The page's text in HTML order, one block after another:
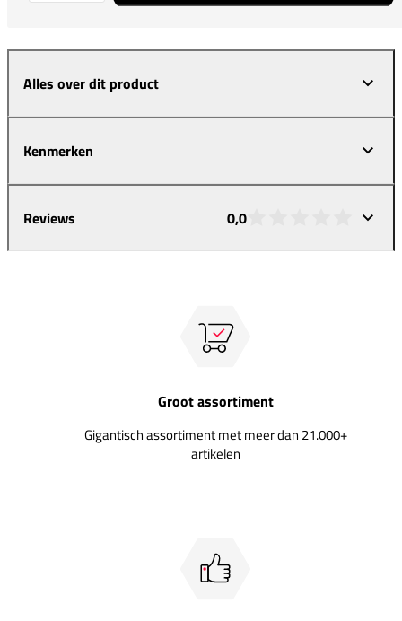
Alles over dit product
Kenmerken
Reviews 0,0
Groot assortiment
Gigantisch assortiment met meer dan 21.000+
artikelen